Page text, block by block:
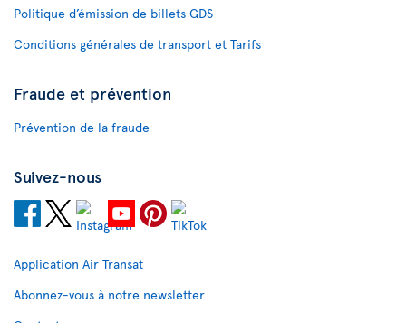
Politique d’émission de billets GDS
Conditions générales de transport et Tarifs
Fraude et prévention
Prévention de la fraude
Suivez-nous
Application Air Transat
Abonnez-vous à notre newsletter